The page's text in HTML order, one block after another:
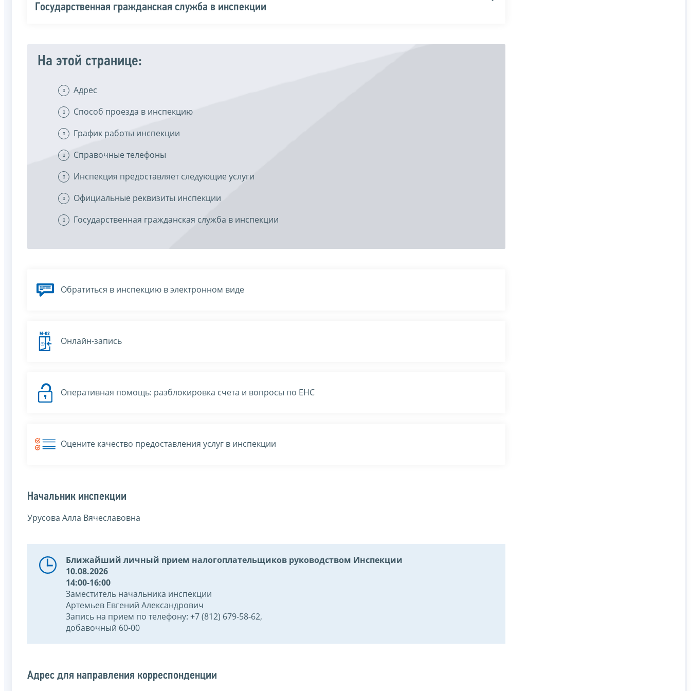
Государственная гражданская служба в инспекции
На этой странице:
Адрес
Способ проезда в инспекцию
График работы инспекции
Справочные телефоны
Инспекция предоставляет следующие услуги
Официальные реквизиты инспекции
Государственная гражданская служба в инспекции
Обратиться в инспекцию в электронном виде
Онлайн-запись
Оперативная помощь: разблокировка счета и вопросы по ЕНС
Оцените качество предоставления услуг в инспекции
Начальник инспекции
Урусова Алла Вячеславовна
Ближайший личный прием налогоплательщиков руководством Инспекции
10.08.2026
14:00-16:00
Заместитель начальника инспекции
Артемьев Евгений Александрович
Запись на прием по телефону: +7 (812) 679-58-62,
добавочный 60-00
Адрес для направления корреспонденции